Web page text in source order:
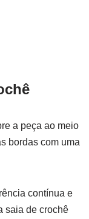
a peça ao meio
bordas com uma
contínua e
saia de crochê